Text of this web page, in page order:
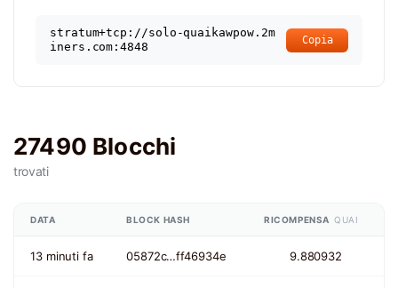
stratum+tcp://solo-quaikawpow.2m
iners.com:4848
Copia
27490 Blocchi
trovati
DATA BLOCK HASH RICOMPENSA QUAI
13 minuti fa 05872c…ff46934e 9.880932